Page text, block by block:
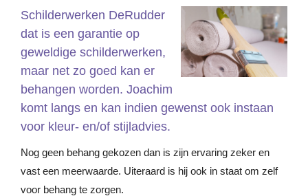
Schilderwerken DeRudder
dat is een garantie op
geweldige schilderwerken,
maar net zo goed kan er
behangen worden. Joachim
komt langs en kan indien gewenst ook instaan
voor kleur- en/of stijladvies.
Nog geen behang gekozen dan is zijn ervaring zeker en
vast een meerwaarde. Uiteraard is hij ook in staat om zelf
voor behang te zorgen.